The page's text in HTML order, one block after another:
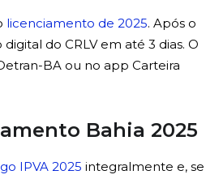
licenciamento de 2025. Após o
do CRLV em até 3 dias. O
BA ou no app Carteira
Bahia 2025
IPVA 2025 integralmente e, se